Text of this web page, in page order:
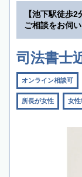
【池下駅徒歩
ご相談をお伺
司法書士
オンライン相談可
所長が女性 女性